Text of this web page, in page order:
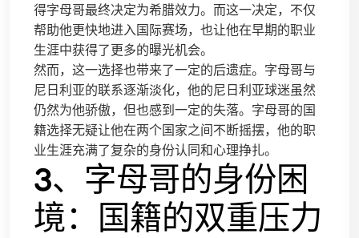
得字母哥最终决定为希腊效力。而这一决定，不仅
帮助他更快地进入国际赛场，也让他在早期的职业
生涯中获得了更多的曝光机会。
然而，这一选择也带来了一定的后遗症。字母哥与
尼日利亚的联系逐渐淡化，他的尼日利亚球迷虽然
仍然为他骄傲，但也感到一定的失落。字母哥的国
籍选择无疑让他在两个国家之间不断摇摆，他的职
业生涯充满了复杂的身份认同和心理挣扎。
3、字母哥的身份困
境：国籍的双重压力